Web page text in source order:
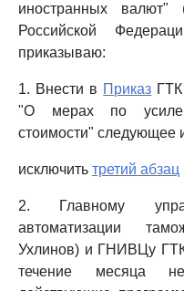
иностранных валют"
Российской
приказываю:
1. Внести в Приказ
"О мерах по
стоимости" следующее
исключить третий абзац
2. Главному
автоматизации
Ухлинов) и ГНИВЦу
течение месяца